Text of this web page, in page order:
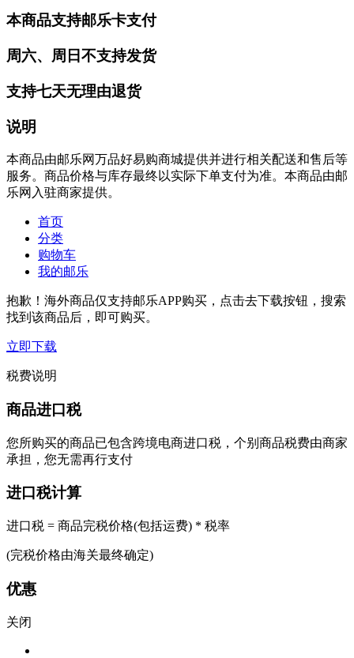
本商品支持邮乐卡支付
周六、周日不支持发货
支持七天无理由退货
说明
本商品由邮乐网万品好易购商城提供并进行相关配送和售后等
服务。商品价格与库存最终以实际下单支付为准。本商品由邮
乐网入驻商家提供。
首页
分类
购物车
我的邮乐
抱歉！海外商品仅支持邮乐APP购买，点击去下载按钮，搜索
找到该商品后，即可购买。
立即下载
税费说明
商品进口税
您所购买的商品已包含跨境电商进口税，个别商品税费由商家
承担，您无需再行支付
进口税计算
进口税 = 商品完税价格(包括运费) * 税率
(完税价格由海关最终确定)
优惠
关闭